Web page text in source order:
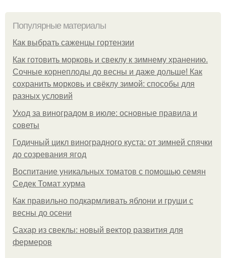
Популярные материалы
Как выбрать саженцы гортензии
Как готовить морковь и свеклу к зимнему хранению.
Сочные корнеплоды до весны и даже дольше! Как
сохранить морковь и свёклу зимой: способы для
разных условий
Уход за виноградом в июле: основные правила и
советы
Годичный цикл виноградного куста: от зимней спячки
до созревания ягод
Воспитание уникальных томатов с помощью семян
Седек Томат хурма
Как правильно подкармливать яблони и груши с
весны до осени
Сахар из свеклы: новый вектор развития для
фермеров